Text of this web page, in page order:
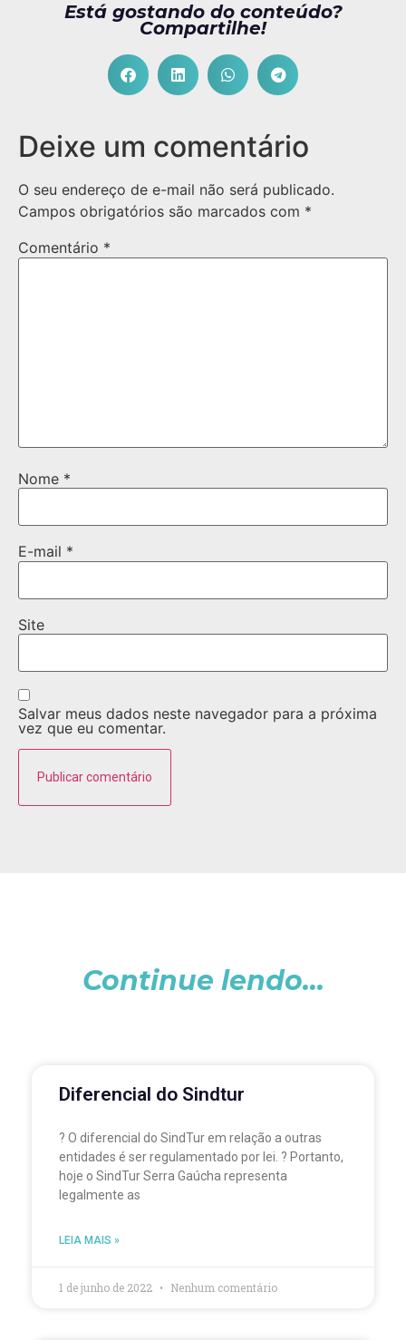
Está gostando do conteúdo?
Compartilhe!
Deixe um comentário
O seu endereço de e-mail não será publicado.
Campos obrigatórios são marcados com *
Comentário *
Nome *
E-mail *
Site
Salvar meus dados neste navegador para a próxima
vez que eu comentar.
Continue lendo...
Diferencial do Sindtur
? O diferencial do SindTur em relação a outras
entidades é ser regulamentado por lei. ? Portanto,
hoje o SindTur Serra Gaúcha representa
legalmente as
LEIA MAIS »
1 de junho de 2022 Nenhum comentário